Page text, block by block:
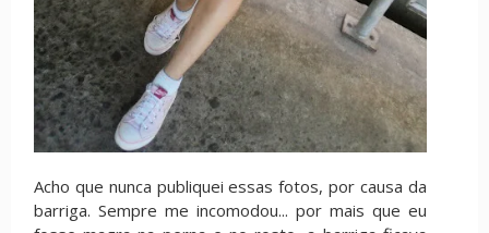
Acho que nunca publiquei essas fotos, por causa da
barriga. Sempre me incomodou... por mais que eu